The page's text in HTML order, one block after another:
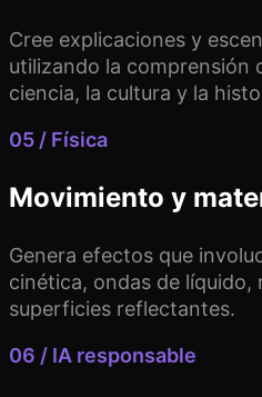
Cree explicaciones y
utilizando la comprensión
ciencia, la cultura y la
05 / Física
Movimiento y
Genera efectos que
cinética, ondas de
superficies reflectantes.
06 / IA responsable